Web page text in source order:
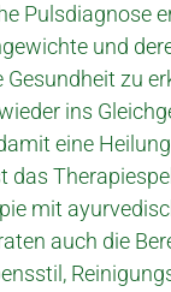
Puls­diagnose
und
zu
ins
eine
das
mit
auch die